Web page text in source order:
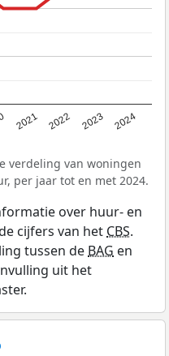
2021 2022 2023 2024
verdeling van woningen
per jaar tot en met 2024.
over huur- en
cijfers van het CBS.
tussen de BAG en
uit het